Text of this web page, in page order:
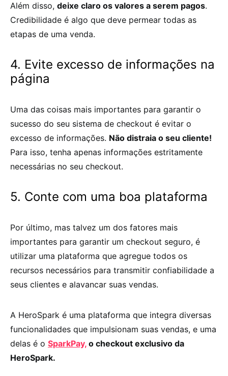
Além disso, deixe claro os valores a serem pagos.
Credibilidade é algo que deve permear todas as
etapas de uma venda.
4. Evite excesso de informações na
página
Uma das coisas mais importantes para garantir o
sucesso do seu sistema de checkout é evitar o
excesso de informações. Não distraia o seu cliente!
Para isso, tenha apenas informações estritamente
necessárias no seu checkout.
5. Conte com uma boa plataforma
Por último, mas talvez um dos fatores mais
importantes para garantir um checkout seguro, é
utilizar uma plataforma que agregue todos os
recursos necessários para transmitir confiabilidade a
seus clientes e alavancar suas vendas.
A HeroSpark é uma plataforma que integra diversas
funcionalidades que impulsionam suas vendas, e uma
delas é o SparkPay, o checkout exclusivo da
HeroSpark.